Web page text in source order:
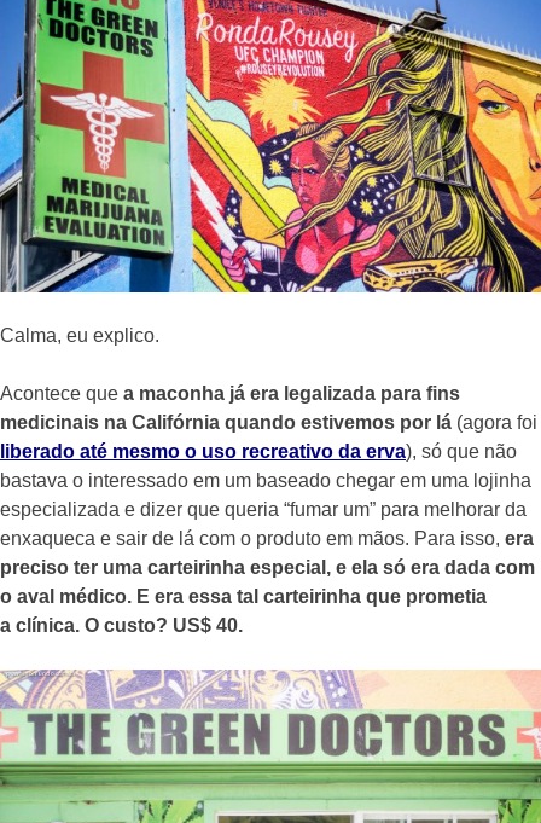
Calma, eu explico.
Acontece que a maconha já era legalizada para fins
medicinais na Califórnia quando estivemos por lá (agora foi
liberado até mesmo o uso recreativo da erva), só que não
bastava o interessado em um baseado chegar em uma lojinha
especializada e dizer que queria “fumar um” para melhorar da
enxaqueca e sair de lá com o produto em mãos. Para isso, era
preciso ter uma carteirinha especial, e ela só era dada com
o aval médico. E era essa tal carteirinha que prometia
a clínica. O custo? US$ 40.